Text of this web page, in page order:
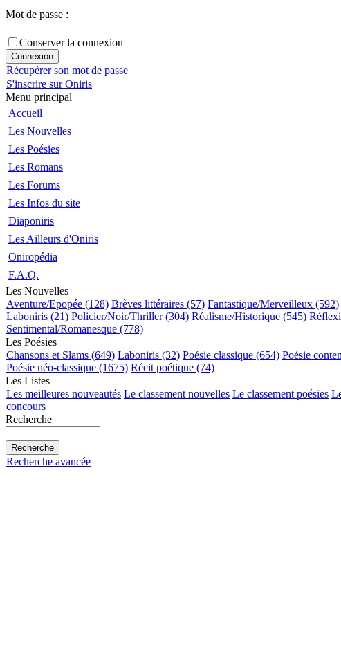
Mot de passe :
Conserver la connexion
Récupérer son mot de passe
S'inscrire sur Oniris
Menu principal
Accueil
Les Nouvelles
Les Poésies
Les Romans
Les Forums
Les Infos du site
Diaponiris
Les Ailleurs d'Oniris
Oniropédia
F.A.Q.
Les Nouvelles
Aventure/Epopée (128) Brèves littéraires (57) Fantastique/Merveilleux (592)
Laboniris (21) Policier/Noir/Thriller (304) Réalisme/Historique (545)
Sentimental/Romanesque (778)
Les Poésies
Chansons et Slams (649) Laboniris (32) Poésie classique (654) Poésie
Poésie néo-classique (1675) Récit poétique (74)
Les Listes
Les meilleures nouveautés Le classement nouvelles Le classement poésies
concours
Recherche
Recherche avancée